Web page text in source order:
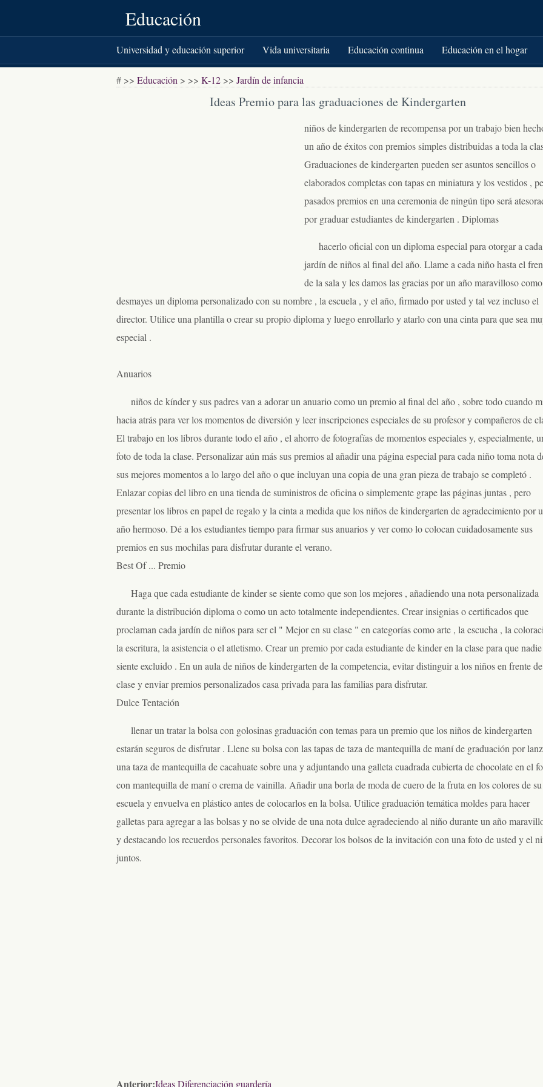
Educación
Universidad y educación superior Vida universitaria Educación continua Educación en el hogar
Libros y literatura
# >> Educación > >> K-12 >> Jardín de infancia
Ideas Premio para las graduaciones de Kindergarten
niños de kindergarten de recompensa por un trabajo bien
un año de éxitos con premios simples distribuidas a toda la
Graduaciones de kindergarten pueden ser asuntos sencillos o
elaborados completas con tapas en miniatura y los vestidos ,
pasados ​​premios en una ceremonia de ningún tipo será
por graduar estudiantes de kindergarten . Diplomas
hacerlo oficial con un diploma especial para otorgar a cada
jardín de niños al final del año. Llame a cada niño hasta el
de la sala y les damos las gracias por un año maravilloso
desmayes un diploma personalizado con su nombre , la escuela , y el año, firmado por usted y tal vez incluso el
director. Utilice una plantilla o crear su propio diploma y luego enrollarlo y atarlo con una cinta para que sea
especial .
Anuarios
niños de kínder y sus padres van a adorar un anuario como un premio al final del año , sobre todo cuando
hacia atrás para ver los momentos de diversión y leer inscripciones especiales de su profesor y compañeros de
El trabajo en los libros durante todo el año , el ahorro de fotografías de momentos especiales y, especialmente,
foto de toda la clase. Personalizar aún más sus premios al añadir una página especial para cada niño toma nota
sus mejores momentos a lo largo del año o que incluyan una copia de una gran pieza de trabajo se completó .
Enlazar copias del libro en una tienda de suministros de oficina o simplemente grape las páginas juntas , pero
presentar los libros en papel de regalo y la cinta a medida que los niños de kindergarten de agradecimiento por
año hermoso. Dé a los estudiantes tiempo para firmar sus anuarios y ver como lo colocan cuidadosamente sus
premios en sus mochilas para disfrutar durante el verano.
Best Of ... Premio
Haga que cada estudiante de kinder se siente como que son los mejores , añadiendo una nota personalizada
durante la distribución diploma o como un acto totalmente independientes. Crear insignias o certificados que
proclaman cada jardín de niños para ser el " Mejor en su clase " en categorías como arte , la escucha , la
la escritura, la asistencia o el atletismo. Crear un premio por cada estudiante de kinder en la clase para que
siente excluido . En un aula de niños de kindergarten de la competencia, evitar distinguir a los niños en frente
clase y enviar premios personalizados casa privada para las familias para disfrutar.
Dulce Tentación
llenar un tratar la bolsa con golosinas graduación con temas para un premio que los niños de kindergarten
estarán seguros de disfrutar . Llene su bolsa con las tapas de taza de mantequilla de maní de graduación por
una taza de mantequilla de cacahuate sobre una y adjuntando una galleta cuadrada cubierta de chocolate en el
con mantequilla de maní o crema de vainilla. Añadir una borla de moda de cuero de la fruta en los colores de su
escuela y envuelva en plástico antes de colocarlos en la bolsa. Utilice graduación temática moldes para hacer
galletas para agregar a las bolsas y no se olvide de una nota dulce agradeciendo al niño durante un año
y destacando los recuerdos personales favoritos. Decorar los bolsos de la invitación con una foto de usted y el
juntos.
Anterior:Ideas Diferenciación guardería